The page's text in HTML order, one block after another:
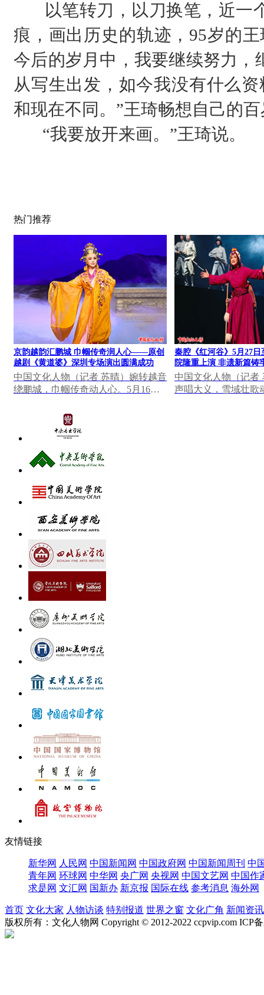
以笔转刀，以刀换笔，近一
痕，画出历史的轨迹，95岁的
今后的岁月中，我要继续努力，
从写生出发，如今我没有什么
和现在不同。”王琦畅想自己的
“我要放开来画。”王琦说。
热门推荐
京韵越韵汇鹏城 巾帼传奇润人心——原创
越剧《黄道婆》深圳专场演出圆满成功
中国文化人物（记者 苏晴）婉转越音
绕鹏城，巾帼传奇动人心。5月16日
座无虚席，北京...
秦腔《红河谷》5月27日
院隆重上演 非遗新篇铸
中国文化人物（记者
声唱大义，雪域壮歌
友情链接
新华网 人民网 中国新闻网 中国政府网 中国新闻周刊 中
青年网 环球网 中华网 央广网 央视网 中国文艺网 中国作
求是网 文汇网 国新办 新京报 国际在线 参考消息 海外网
首页 文化大家 人物访谈 特别报道 世界之窗 文化广角 新闻资讯
版权所有：文化人物网 Copyright © 2012-2022 ccpvip.com ICP